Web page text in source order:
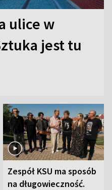
ulice w
jest tu
Zespół KSU ma sposób
na długowieczność.